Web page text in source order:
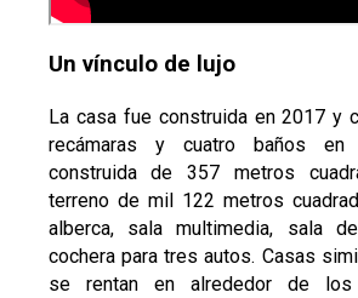
Un vínculo de lujo
La casa fue construida en 2017 y
recámaras y cuatro baños en
construida de 357 metros
terreno de mil 122 metros
alberca, sala multimedia, sala
cochera para tres autos. Casas
se rentan en alrededor de los